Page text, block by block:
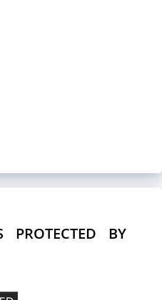
PROTECTED BY